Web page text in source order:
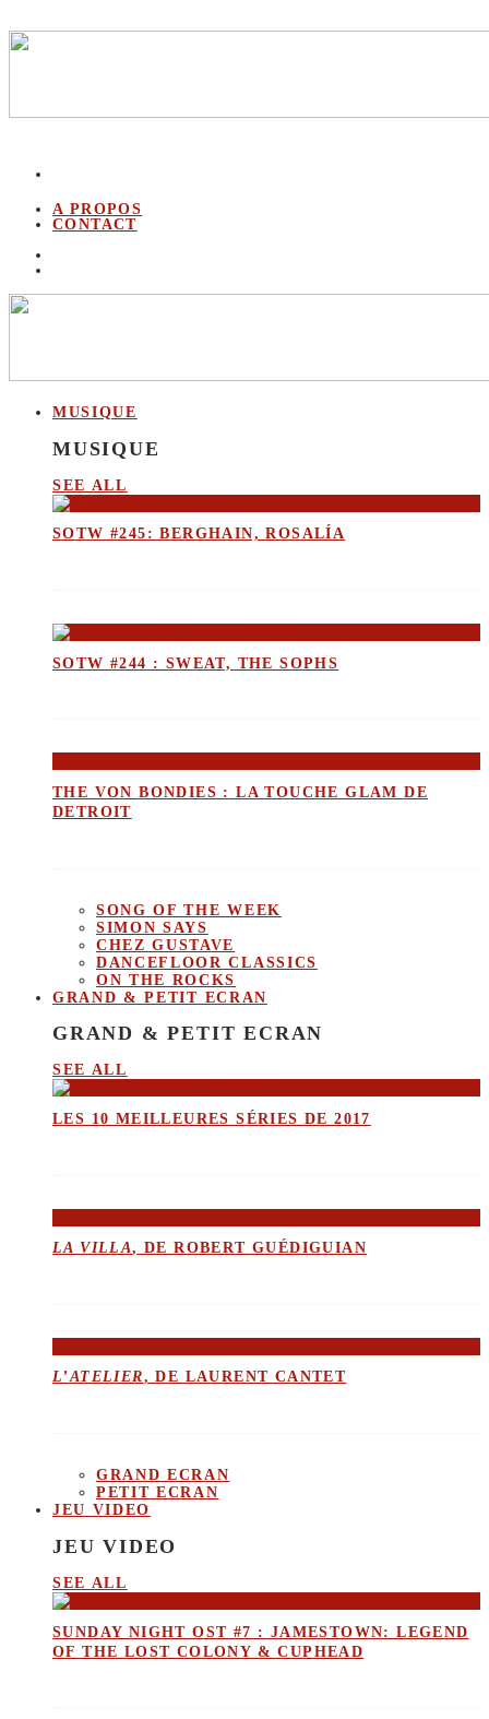
A PROPOS
CONTACT
MUSIQUE
MUSIQUE
SEE ALL
SOTW #245: BERGHAIN, ROSALÍA
SOTW #244 : SWEAT, THE SOPHS
THE VON BONDIES : LA TOUCHE GLAM DE
DETROIT
SONG OF THE WEEK
SIMON SAYS
CHEZ GUSTAVE
DANCEFLOOR CLASSICS
ON THE ROCKS
GRAND & PETIT ECRAN
GRAND & PETIT ECRAN
SEE ALL
LES 10 MEILLEURES SÉRIES DE 2017
LA VILLA, DE ROBERT GUÉDIGUIAN
L’ATELIER, DE LAURENT CANTET
GRAND ECRAN
PETIT ECRAN
JEU VIDEO
JEU VIDEO
SEE ALL
SUNDAY NIGHT OST #7 : JAMESTOWN: LEGEND
OF THE LOST COLONY & CUPHEAD